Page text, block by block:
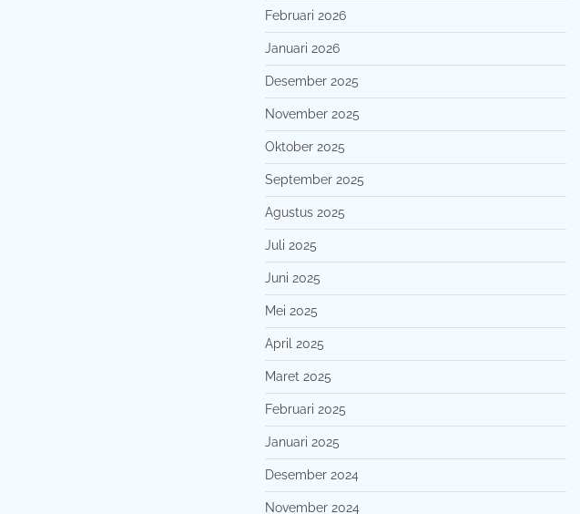
Februari 2026
Januari 2026
Desember 2025
November 2025
Oktober 2025
September 2025
Agustus 2025
Juli 2025
Juni 2025
Mei 2025
April 2025
Maret 2025
Februari 2025
Januari 2025
Desember 2024
November 2024